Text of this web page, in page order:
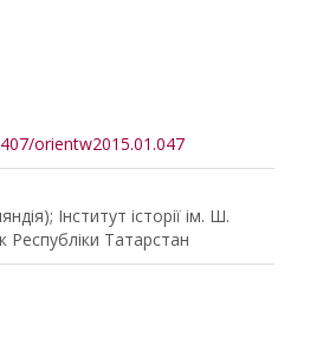
orientw2015.01.047
Інститут історії ім. Ш.
Республіки Татарстан